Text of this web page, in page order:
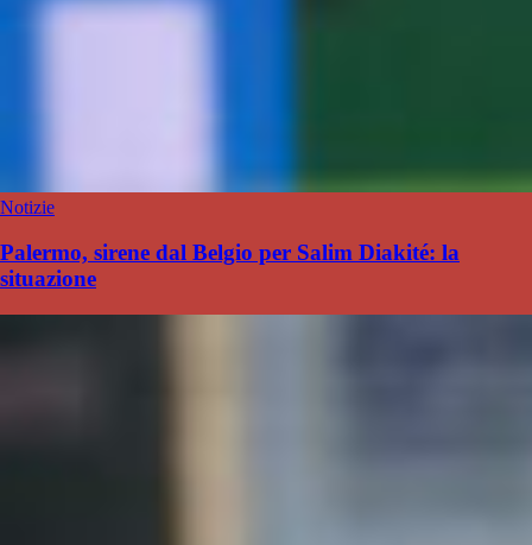
Notizie
Palermo, sirene dal Belgio per Salim Diakité: la
situazione